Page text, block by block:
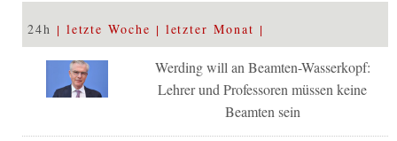
24h letzte Woche letzter Monat
Werding will an Beamten-Wasserkopf:
Lehrer und Professoren müssen keine
Beamten sein